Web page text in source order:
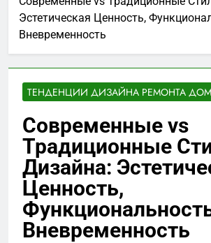
Эстетическая Ценность,
Вневременность
ТЕНДЕНЦИИ ДИЗАЙНА РЕМОНТА
Современные vs
Традиционные
Дизайна:
Ценность,
Вневременность